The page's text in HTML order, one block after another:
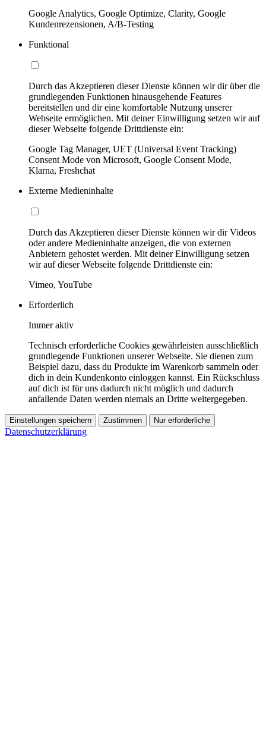
Google Analytics, Google Optimize, Clarity, Google
Kundenrezensionen, A/B-Testing
Funktional
Durch das Akzeptieren dieser Dienste können wir dir über die
grundlegenden Funktionen hinausgehende Features
bereitstellen und dir eine komfortable Nutzung unserer
Webseite ermöglichen. Mit deiner Einwilligung setzen wir auf
dieser Webseite folgende Drittdienste ein:
Google Tag Manager, UET (Universal Event Tracking)
Consent Mode von Microsoft, Google Consent Mode,
Klarna, Freshchat
Externe Medieninhalte
Durch das Akzeptieren dieser Dienste können wir dir Videos
oder andere Medieninhalte anzeigen, die von externen
Anbietern gehostet werden. Mit deiner Einwilligung setzen
wir auf dieser Webseite folgende Drittdienste ein:
Vimeo, YouTube
Erforderlich
Immer aktiv
Technisch erforderliche Cookies gewährleisten ausschließlich
grundlegende Funktionen unserer Webseite. Sie dienen zum
Beispiel dazu, dass du Produkte im Warenkorb sammeln oder
dich in dein Kundenkonto einloggen kannst. Ein Rückschluss
auf dich ist für uns dadurch nicht möglich und dadurch
anfallende Daten werden niemals an Dritte weitergegeben.
Einstellungen speichern Zustimmen Nur erforderliche
Datenschutzerklärung